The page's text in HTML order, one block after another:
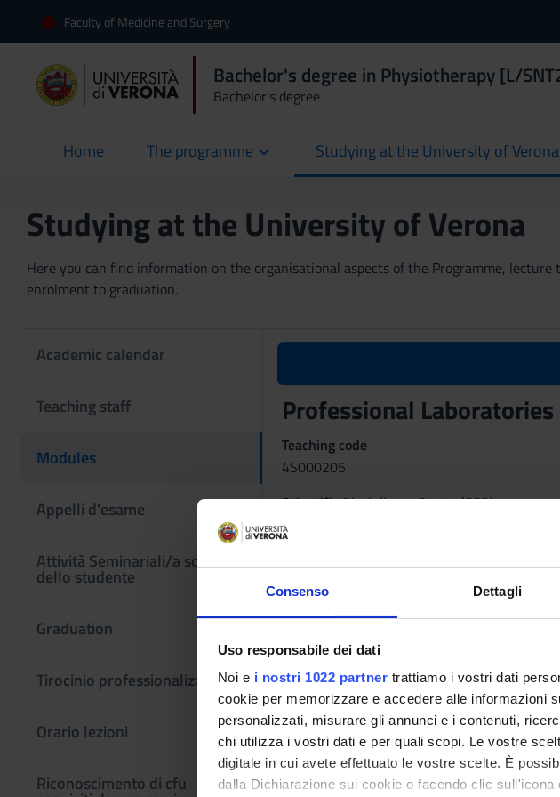
Consenso Dettagli
Uso responsabile dei dati
Noi e i nostri 1022 partner trattiamo i vostri dati
cookie per memorizzare e accedere alle informazioni
personalizzati, misurare gli annunci e i contenuti,
chi utilizza i vostri dati e per quali scopi. Le vostre
digitale in cui avete effettuato le vostre scelte. È
dalla Dichiarazione sui cookie o facendo clic sull'icona
Faculty of Medicine and Surgery
Bachelor's degree in Physiotherapy [L/
Bachelor's degree
Home
current The programme Studying at the University of Verona
Studying at the University of Verona
Here you can find information on the organisational aspects of the Programme,
enrolment to graduation.
Academic calendar
Teaching staff
Modules
Appelli d'esame
Attività Seminariali/a scelta
dello studente
Graduation
Tirocinio professionalizzante
Orario lezioni
Riconoscimento di cfu
Professional
Teaching code
4S000205
Scientific Disciplinary Sector (SSD)
MEDS-26/C - Scienze delle professioni
Learning objectives
Acquire the ability to apply the knowledge
paper, or simulated showing cases in which
clinical reasoning from data collection to
therapeutic exercises taking into account all
all aspects in a "biopsychosocial" perspective.